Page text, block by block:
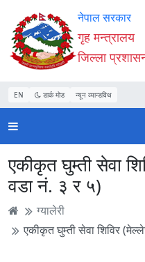
Accessibility
Mode
सुरु
गर्नुहोस्
सामाग्री
पढ्नुहाेस्
नेभिगेसन
पढ्नुहाेस्
वेबसाइट
खोजमा
जानुहोस्
नेपाल सरकार
गृह मन्त्रालय
जिल्ला
EN डार्क मोड न्यून व्यान्डविथ
एकीकृत घुम्ती सेवा
वडा नं. ३ र ५)
ग्यालेरी
एकीकृत घुम्ती सेवा शिविर